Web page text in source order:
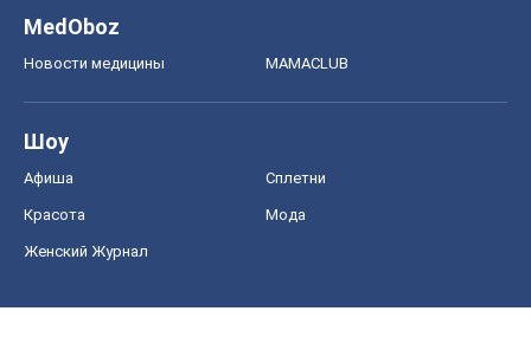
MedOboz
Новости медицины MAMACLUB
Шоу
Афиша Сплетни
Красота Мода
Женский Журнал